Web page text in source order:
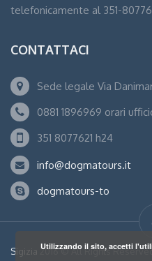
telefonicamente al 351-
CONTATTACI
Sede legale Via
0881 1896969 orari
351 8077621 h24
info@dogmatours.it
dogmatours-to
Sigizia 2016 © All Rights
Utilizzando il sito, accetti